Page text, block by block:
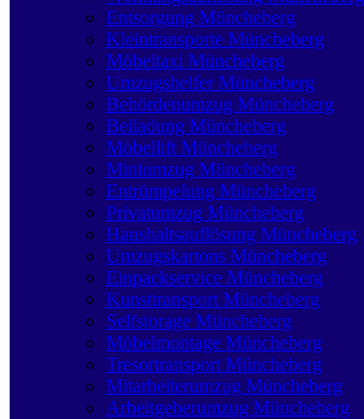
Entsorgung Müncheberg
Kleintransporte Müncheberg
Möbeltaxi Müncheberg
Umzugshelfer Müncheberg
Behördenumzug Müncheberg
Beiladung Müncheberg
Möbellift Müncheberg
Miniumzug Müncheberg
Entrümpelung Müncheberg
Privatumzug Müncheberg
Haushaltsauflösung Müncheberg
Umzugskartons Müncheberg
Einpackservice Müncheberg
Kunsttransport Müncheberg
Selfstorage Müncheberg
Möbelmontage Müncheberg
Tresortransport Müncheberg
Mitarbeiterumzug Müncheberg
Arbeitgeberumzug Müncheberg